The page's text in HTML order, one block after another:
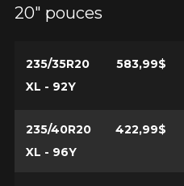
20" pouces
235/35R20
XL - 92Y
583,99$
235/40R20
XL - 96Y
422,99$